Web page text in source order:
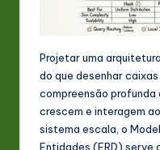
Projetar uma
do que desenhar caixas
compreensão profunda
crescem e interagem
sistema escala, o
Entidades (ERD) serve